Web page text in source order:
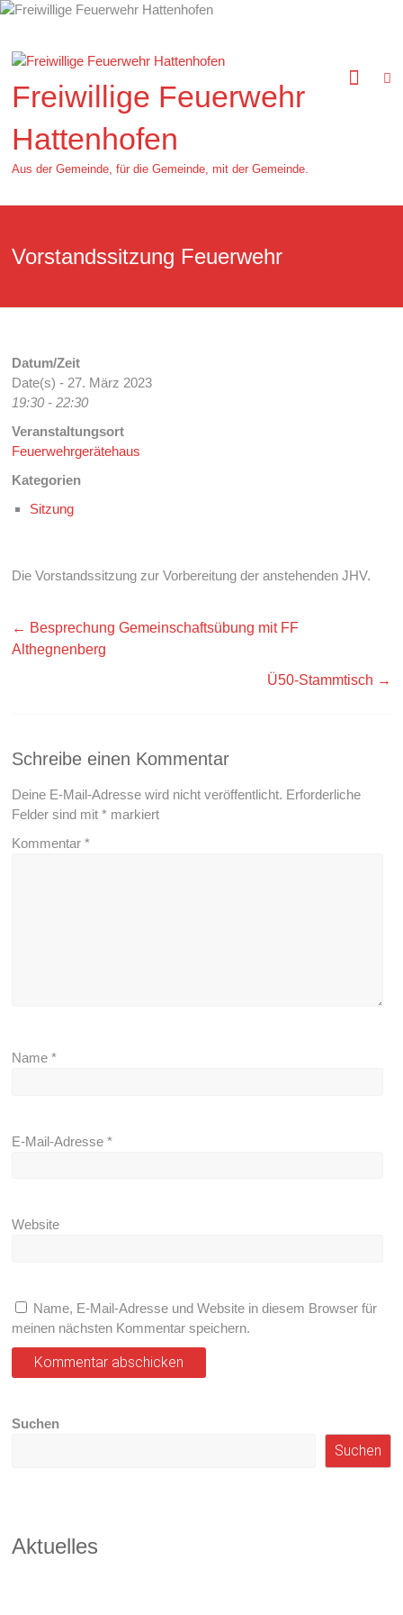
Zum
springen
Freiwillige Feuerwehr
Hattenhofen
Aus der Gemeinde, für die Gemeinde, mit der Gemeinde.
Vorstandssitzung Feuerwehr
Datum/Zeit
Date(s) - 27. März 2023
19:30 - 22:30
Veranstaltungsort
Feuerwehrgerätehaus
Kategorien
Sitzung
Die Vorstandssitzung zur Vorbereitung der anstehenden JHV.
← Besprechung Gemeinschaftsübung mit FF
Althegnenberg
Ü50-Stammtisch →
Schreibe einen Kommentar
Deine E-Mail-Adresse wird nicht veröffentlicht. Erforderliche
Felder sind mit* markiert
Kommentar*
Name*
E-Mail-Adresse*
Website
Name, E-Mail-Adresse und Website in diesem Browser für
meinen nächsten Kommentar speichern.
Suchen
Suchen
Aktuelles